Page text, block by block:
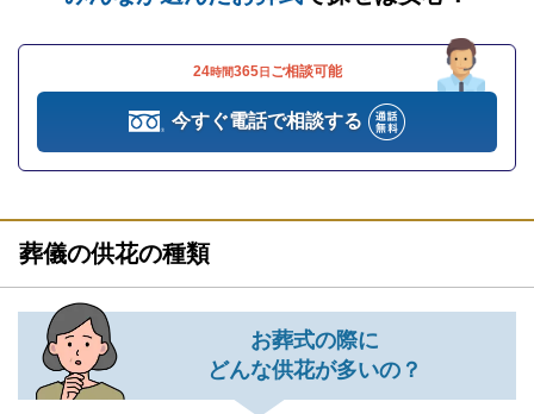
24時間365日 ご相談可能
今すぐ電話で相談する
葬儀の供花の種類
お葬式の際に
どんな供花が多いの？